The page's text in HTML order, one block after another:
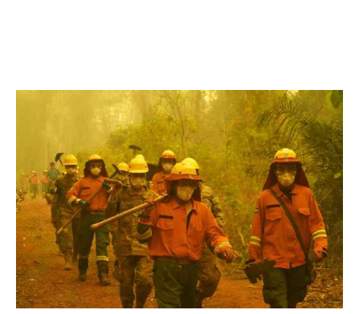
hectares (99 milhões de acres) de vegetação este ano,
muito acima da média de 31 milhões de hectares em cada
um dos últimos 10 anos, de acordo com a Copérnicos.
Uma dúzia de bombeiros morreram em serviço, de
acordo com a mídia local.
No Equador, o prefeito da capital Quito declarou esta
semana que a cidade andina estava “sob ataque” de 27
incêndios que forçaram a evacuação de mais de 100
famílias antes de serem controlados.